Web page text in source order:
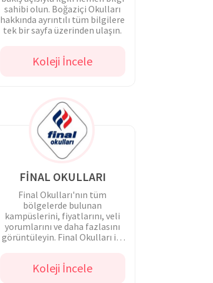
sahibi olun. Boğaziçi Okulları
hakkında ayrıntılı tüm bilgilere
tek bir sayfa üzerinden ulaşın.
Koleji İncele
FİNAL OKULLARI
Final Okulları'nın tüm
bölgelerde bulunan
kampüslerini, fiyatlarını, veli
yorumlarını ve daha fazlasını
görüntüleyin. Final Okulları ile
Koleji İncele